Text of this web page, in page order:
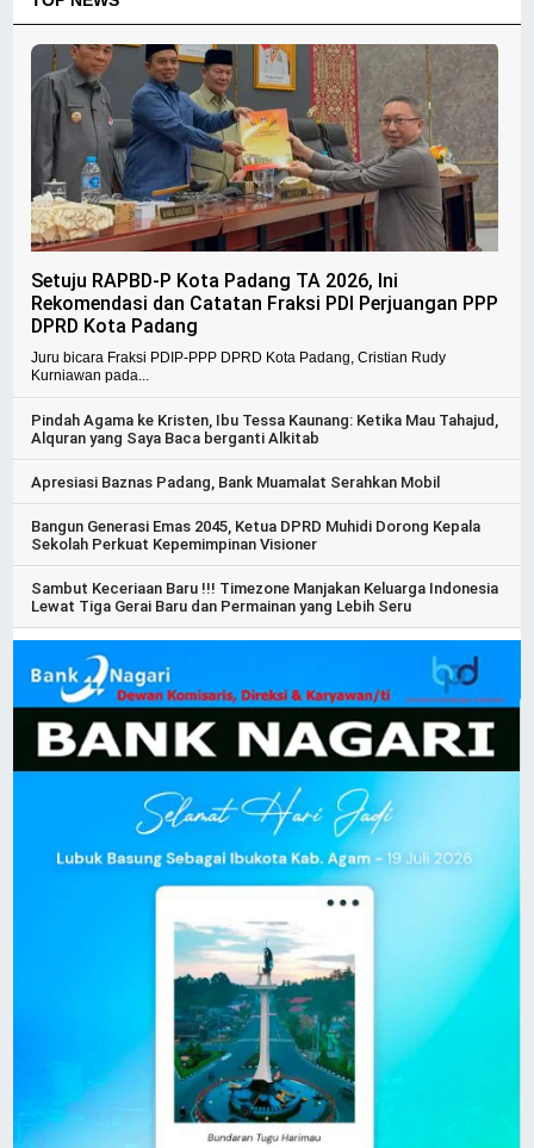
Setuju RAPBD-P Kota Padang TA 2026, Ini
Rekomendasi dan Catatan Fraksi PDI Perjuangan PPP
DPRD Kota Padang
Juru bicara Fraksi PDIP-PPP DPRD Kota Padang, Cristian Rudy
Kurniawan pada...
Pindah Agama ke Kristen, Ibu Tessa Kaunang: Ketika Mau Tahajud,
Alquran yang Saya Baca berganti Alkitab
Apresiasi Baznas Padang, Bank Muamalat Serahkan Mobil
Bangun Generasi Emas 2045, Ketua DPRD Muhidi Dorong Kepala
Sekolah Perkuat Kepemimpinan Visioner
Sambut Keceriaan Baru !!! Timezone Manjakan Keluarga Indonesia
Lewat Tiga Gerai Baru dan Permainan yang Lebih Seru